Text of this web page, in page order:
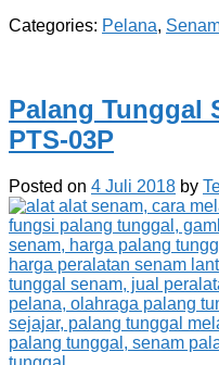
Categories: Pelana,
Palang Tunggal
PTS-03P
Posted on 4 Juli 2018 by